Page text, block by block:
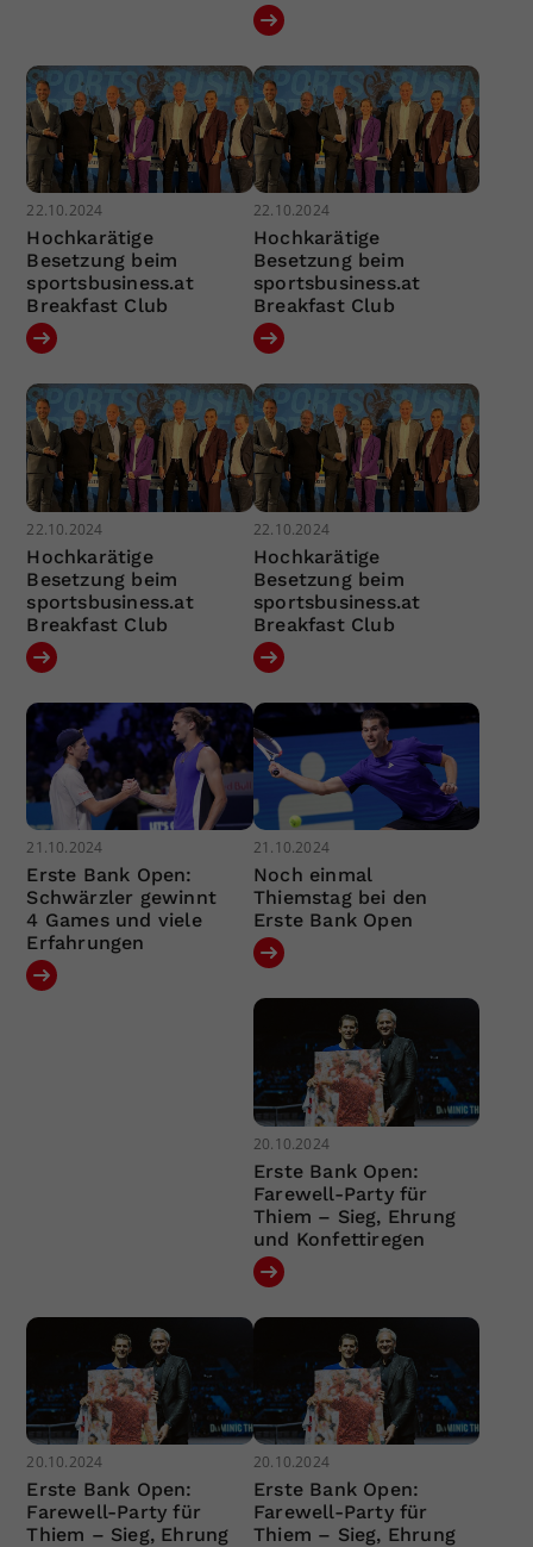
22.10.2024
Hochkarätige
Besetzung beim
sportsbusiness.at
Breakfast Club
22.10.2024
Hochkarätige
Besetzung beim
sportsbusiness.at
Breakfast Club
22.10.2024
Hochkarätige
Besetzung beim
sportsbusiness.at
Breakfast Club
22.10.2024
Hochkarätige
Besetzung beim
sportsbusiness.at
Breakfast Club
21.10.2024
Erste Bank Open:
Schwärzler gewinnt
4 Games und viele
Erfahrungen
21.10.2024
Noch einmal
Thiemstag bei den
Erste Bank Open
20.10.2024
Erste Bank Open:
Farewell-Party für
Thiem – Sieg, Ehrung
und Konfettiregen
20.10.2024
Erste Bank Open:
Farewell-Party für
Thiem – Sieg, Ehrung
20.10.2024
Erste Bank Open:
Farewell-Party für
Thiem – Sieg, Ehrung